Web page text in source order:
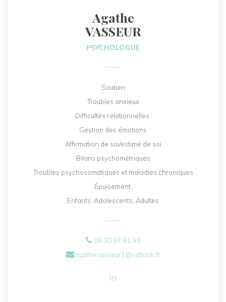
Agathe
VASSEUR
PSYCHOLOGUE
Soutien
Troubles anxieux
Difficultés relationnelles
Gestion des émotions
Affirmation de soi/estime de soi
Bilans psychométriques
Troubles psychosomatiques et maladies chroniques
Épuisement.
Enfants, Adolescents, Adultes
06 30 97 81 93
agathevasseur1@outlook.fr